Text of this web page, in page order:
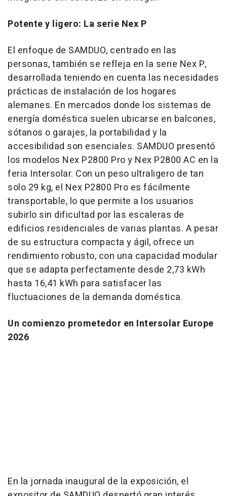
Potente y ligero: La serie Nex P
El enfoque de SAMDUO, centrado en las
personas, también se refleja en la serie Nex P,
desarrollada teniendo en cuenta las necesidades
prácticas de instalación de los hogares
alemanes. En mercados donde los sistemas de
energía doméstica suelen ubicarse en balcones,
sótanos o garajes, la portabilidad y la
accesibilidad son esenciales. SAMDUO presentó
los modelos Nex P2800 Pro y Nex P2800 AC en la
feria Intersolar. Con un peso ultraligero de tan
solo 29 kg, el Nex P2800 Pro es fácilmente
transportable, lo que permite a los usuarios
subirlo sin dificultad por las escaleras de
edificios residenciales de varias plantas. A pesar
de su estructura compacta y ágil, ofrece un
rendimiento robusto, con una capacidad modular
que se adapta perfectamente desde 2,73 kWh
hasta 16,41 kWh para satisfacer las
fluctuaciones de la demanda doméstica.
Un comienzo prometedor en Intersolar Europe
2026
En la jornada inaugural de la exposición, el